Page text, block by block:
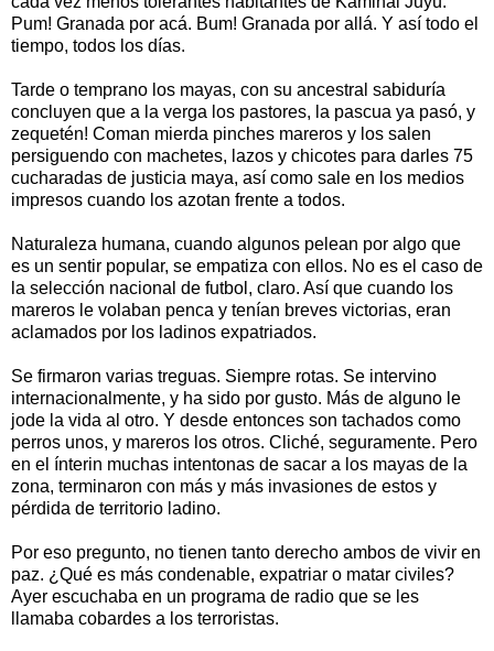
Pum! Granada por acá. Bum! Granada por allá. Y así todo el
tiempo, todos los días.
Tarde o temprano los mayas, con su ancestral sabiduría
concluyen que a la verga los pastores, la pascua ya pasó, y
zequetén! Coman mierda pinches mareros y los salen
persiguendo con machetes, lazos y chicotes para darles 75
cucharadas de justicia maya, así como sale en los medios
impresos cuando los azotan frente a todos.
Naturaleza humana, cuando algunos pelean por algo que
es un sentir popular, se empatiza con ellos. No es el caso de
la selección nacional de futbol, claro. Así que cuando los
mareros le volaban penca y tenían breves victorias, eran
aclamados por los ladinos expatriados.
Se firmaron varias treguas. Siempre rotas. Se intervino
internacionalmente, y ha sido por gusto. Más de alguno le
jode la vida al otro. Y desde entonces son tachados como
perros unos, y mareros los otros. Cliché, seguramente. Pero
en el ínterin muchas intentonas de sacar a los mayas de la
zona, terminaron con más y más invasiones de estos y
pérdida de territorio ladino.
Por eso pregunto, no tienen tanto derecho ambos de vivir en
paz. ¿Qué es más condenable, expatriar o matar civiles?
Ayer escuchaba en un programa de radio que se les
llamaba cobardes a los terroristas.